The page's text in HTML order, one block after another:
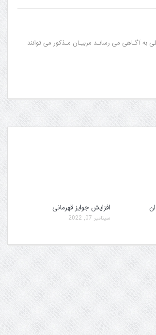
به آگـاهی می رسانـد مربیـان مـذکور می توانند
افزایش جوایز قهرمانی
سپتامبر 07, 2022
تولد کایچو سن سی دان